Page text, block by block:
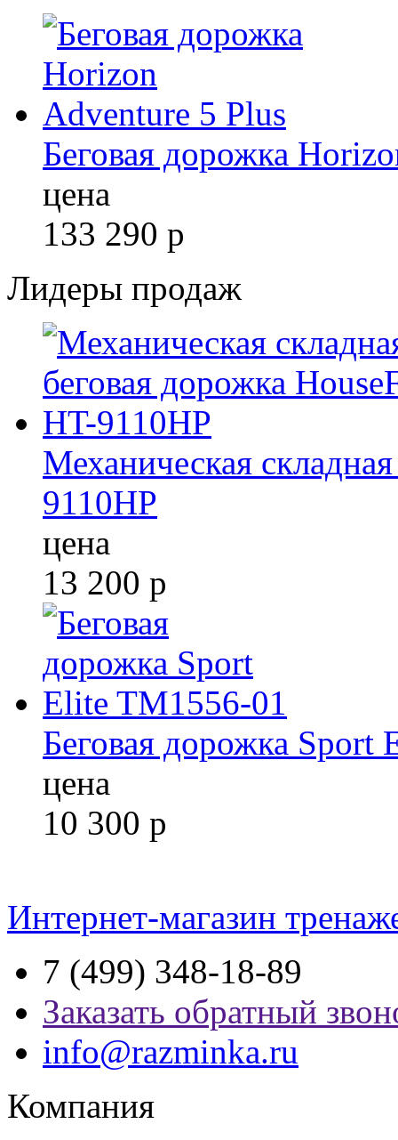
Беговая дорожка
цена
133 290 р
Лидеры продаж
Механическая
9110HP
цена
13 200 р
Беговая дорожка Sport
цена
10 300 р
Интернет-магазин
7 (499) 348-18-89
Заказать обратный
info@razminka.ru
Компания